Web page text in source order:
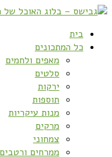
בית
כל המתכונים
מאפים ולחמים
סלטים
ירקות
תוספות
מנות עיקריות
מרקים
צמחוני
ממרחים ורטבים